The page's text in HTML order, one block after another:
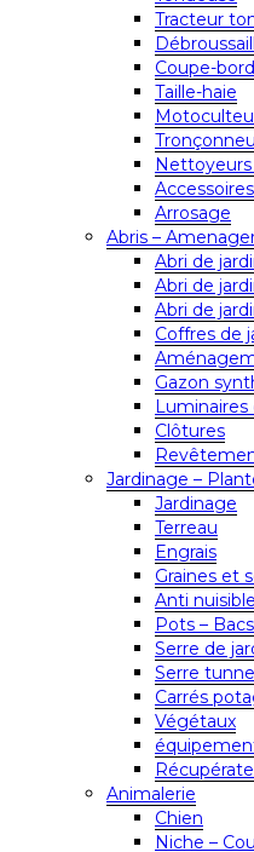
Tracteur
Coupe-
Taille-haie
Arrosage
Abris –
Abri de
Abri de
Abri de
Coffres de
Gazon
Luminaires
Clôtures
Jardinage –
Jardinage
Terreau
Engrais
Graines et
Anti nuisible
Pots –
Serre de
Serre
Carrés
Végétaux
Animalerie
Chien
Niche –